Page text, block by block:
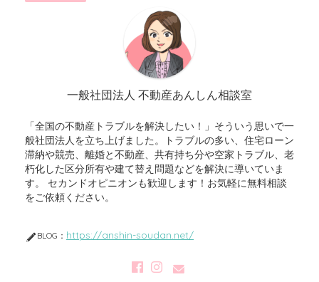
一般社団法人 不動産あんしん相談室
「全国の不動産トラブルを解決したい！」そういう思いで一
般社団法人を立ち上げました。トラブルの多い、住宅ローン
滞納や競売、離婚と不動産、共有持ち分や空家トラブル、老
朽化した区分所有や建て替え問題などを解決に導いていま
す。 セカンドオピニオンも歓迎します！お気軽に無料相談
をご依頼ください。
BLOG： https://anshin-soudan.net/